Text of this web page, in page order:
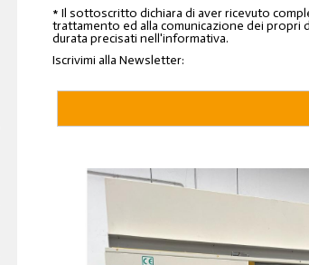
* Il sottoscritto dichiara di aver ricevuto
trattamento ed alla comunicazione dei propri
durata precisati nell'informativa.
Iscrivimi alla Newsletter: